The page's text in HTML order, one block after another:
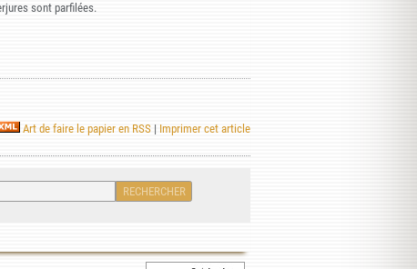
sont parfilées.
Art de faire le papier en RSS| Imprimer cet article